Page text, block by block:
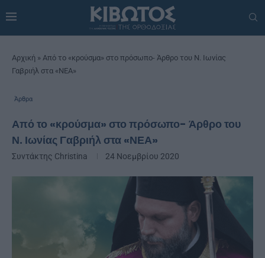
Αρχική » Από το «κρούσμα» στο πρόσωπο- Άρθρο του Ν. Ιωνίας
Γαβριήλ στα «ΝΕΑ»
Άρθρα
Από το «κρούσμα» στο πρόσωπο- Άρθρο του
Ν. Ιωνίας Γαβριήλ στα «ΝΕΑ»
Συντάκτης Christina 24 Νοεμβρίου 2020